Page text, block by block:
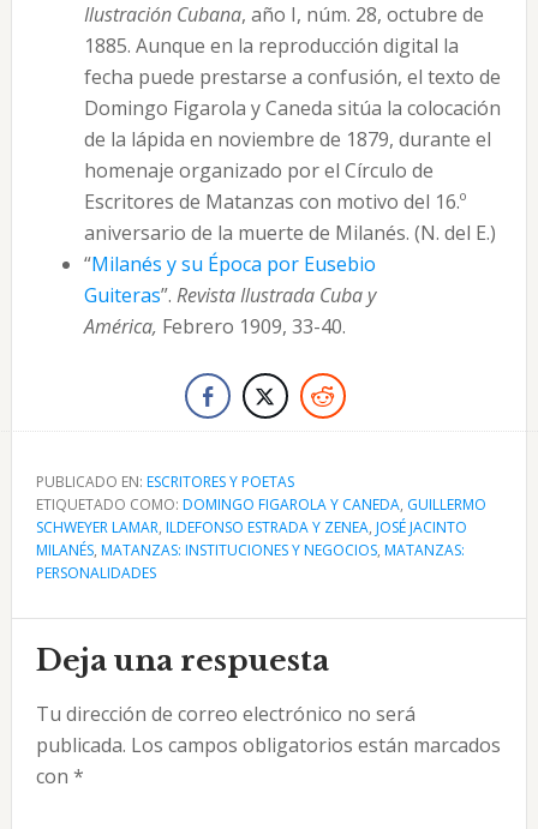
Ilustración Cubana, año I, núm. 28, octubre de
1885. Aunque en la reproducción digital la
fecha puede prestarse a confusión, el texto de
Domingo Figarola y Caneda sitúa la colocación
de la lápida en noviembre de 1879, durante el
homenaje organizado por el Círculo de
Escritores de Matanzas con motivo del 16.º
aniversario de la muerte de Milanés. (N. del E.)
“Milanés y su Época por Eusebio
Guiteras”. Revista Ilustrada Cuba y
América, Febrero 1909, 33-40.
PUBLICADO EN: ESCRITORES Y POETAS
ETIQUETADO COMO: DOMINGO FIGAROLA Y CANEDA, GUILLERMO
SCHWEYER LAMAR, ILDEFONSO ESTRADA Y ZENEA, JOSÉ JACINTO
MILANÉS, MATANZAS: INSTITUCIONES Y NEGOCIOS, MATANZAS:
PERSONALIDADES
Interacciones
con
los
lectores
Deja una respuesta
Tu dirección de correo electrónico no será
publicada. Los campos obligatorios están marcados
con *